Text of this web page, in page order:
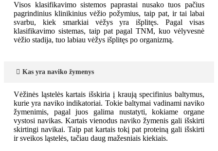
Visos klasifikavimo sistemos paprastai nusako tuos pačius
pagrindinius klinikinius vėžio požymius, taip pat, ir tai labai
svarbu, kiek smarkiai vėžys yra išplitęs. Pagal visas
klasifikavimo sistemas, taip pat pagal TNM, kuo vėlyvesnė
vėžio stadija, tuo labiau vėžys išplitęs po organizmą.
Kas yra naviko žymenys
Vėžinės ląstelės kartais išskiria į kraują specifinius baltymus,
kurie yra naviko indikatoriai. Tokie baltymai vadinami naviko
žymenimis, pagal juos galima nustatyti, kokiame organe
vystosi navikas. Kartais vienodus naviko žymenis gali išskirti
skirtingi navikai. Taip pat kartais tokį pat proteiną gali išskirti
ir sveikos ląstelės, tačiau daug mažesniais kiekiais.